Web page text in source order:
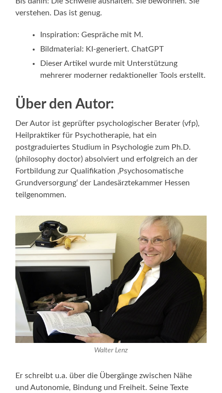
verstehen. Das ist genug.
Inspiration: Gespräche mit M.
Bildmaterial: KI-generiert. ChatGPT
Dieser Artikel wurde mit Unterstützung
mehrerer moderner redaktioneller Tools erstellt.
Über den Autor:
Der Autor ist geprüfter psychologischer Berater (vfp),
Heilpraktiker für Psychotherapie, hat ein
postgraduiertes Studium in Psychologie zum Ph.D.
(philosophy doctor) absolviert und erfolgreich an der
Fortbildung zur Qualifikation ‚Psychosomatische
Grundversorgung‘ der Landesärztekammer Hessen
teilgenommen.
Walter Lenz
Er schreibt u.a. über die Übergänge zwischen Nähe
und Autonomie, Bindung und Freiheit. Seine Texte